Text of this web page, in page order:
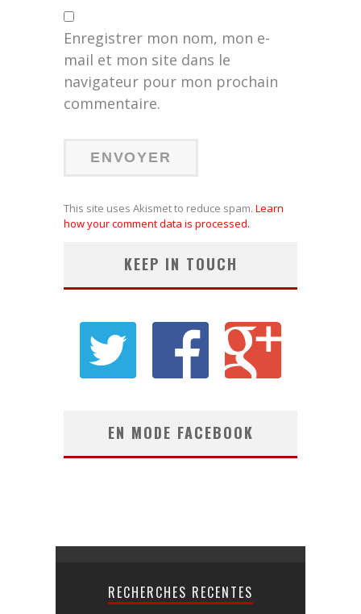
Enregistrer mon nom, mon e-
mail et mon site dans le
navigateur pour mon prochain
commentaire.
This site uses Akismet to reduce spam. Learn
how your comment data is processed.
KEEP IN TOUCH
EN MODE FACEBOOK
RECHERCHES RECENTES